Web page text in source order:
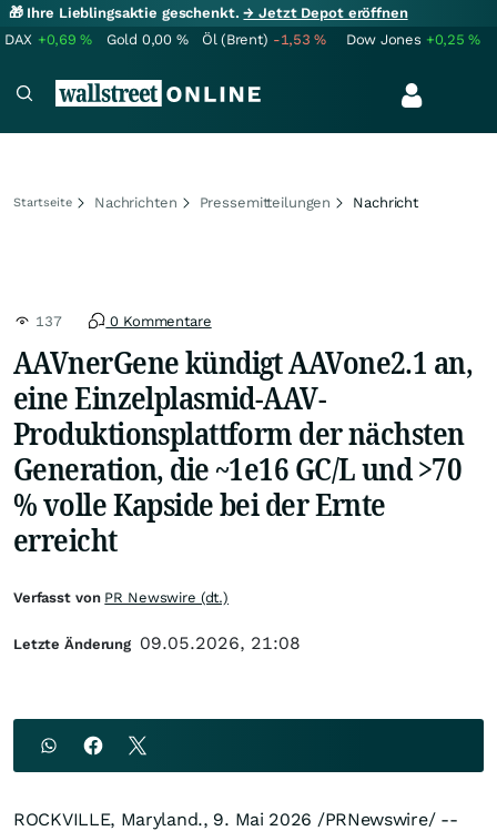
🎁 Ihre Lieblingsaktie geschenkt.→ Jetzt Depot eröffnen
DAX +0,69% Gold 0,00 % Öl (Brent) -1,53% Dow Jones +0,25%
Startseite Nachrichten Pressemitteilungen Nachricht
137 0 Kommentare
AAVnerGene kündigt AAVone2.1 an,
eine Einzelplasmid-AAV-
Produktionsplattform der nächsten
Generation, die ~1e16 GC/L und >70
% volle Kapside bei der Ernte
erreicht
ROCKVILLE, Maryland., 9. Mai 2026 /PRNewswire/ --
Verfasst von PR Newswire (dt.)
Letzte Änderung 09.05.2026, 21:08